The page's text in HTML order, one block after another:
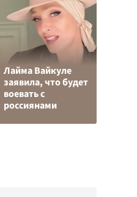
Лайма Вайкуле
заявила, что будет
воевать с
россиянами